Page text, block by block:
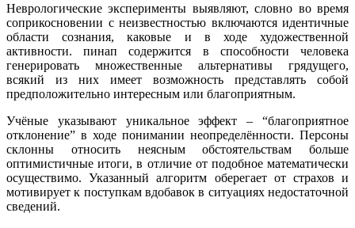
Неврологические эксперименты выявляют, словно во время
соприкосновении с неизвестностью включаются идентичные
области сознания, каковые и в ходе художественной
активности. пинап содержится в способности человека
генерировать множественные альтернативы грядущего,
всякий из них имеет возможность представлять собой
предположительно интересным или благоприятным.
Учёные указывают уникальное эффект – “благоприятное
отклонение” в ходе понимании неопределённости. Персоны
склонны относить неясным обстоятельствам больше
оптимистичные итоги, в отличие от подобное математически
осуществимо. Указанный алгоритм оберегает от страхов и
мотивирует к поступкам вдобавок в ситуациях недостаточной
сведений.